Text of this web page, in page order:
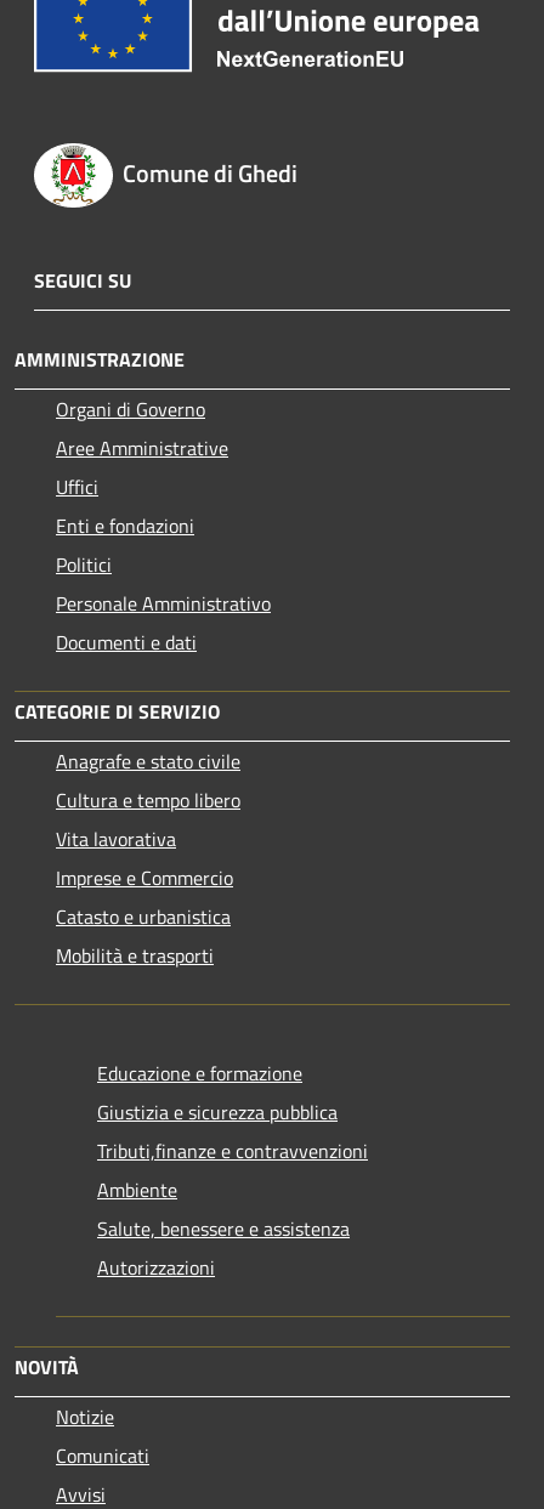
Comune di Ghedi
SEGUICI SU
AMMINISTRAZIONE
Organi di Governo
Aree Amministrative
Uffici
Enti e fondazioni
Politici
Personale Amministrativo
Documenti e dati
CATEGORIE DI SERVIZIO
Anagrafe e stato civile
Cultura e tempo libero
Vita lavorativa
Imprese e Commercio
Catasto e urbanistica
Mobilità e trasporti
Educazione e formazione
Giustizia e sicurezza pubblica
Tributi,finanze e contravvenzioni
Ambiente
Salute, benessere e assistenza
Autorizzazioni
NOVITÀ
Notizie
Comunicati
Avvisi